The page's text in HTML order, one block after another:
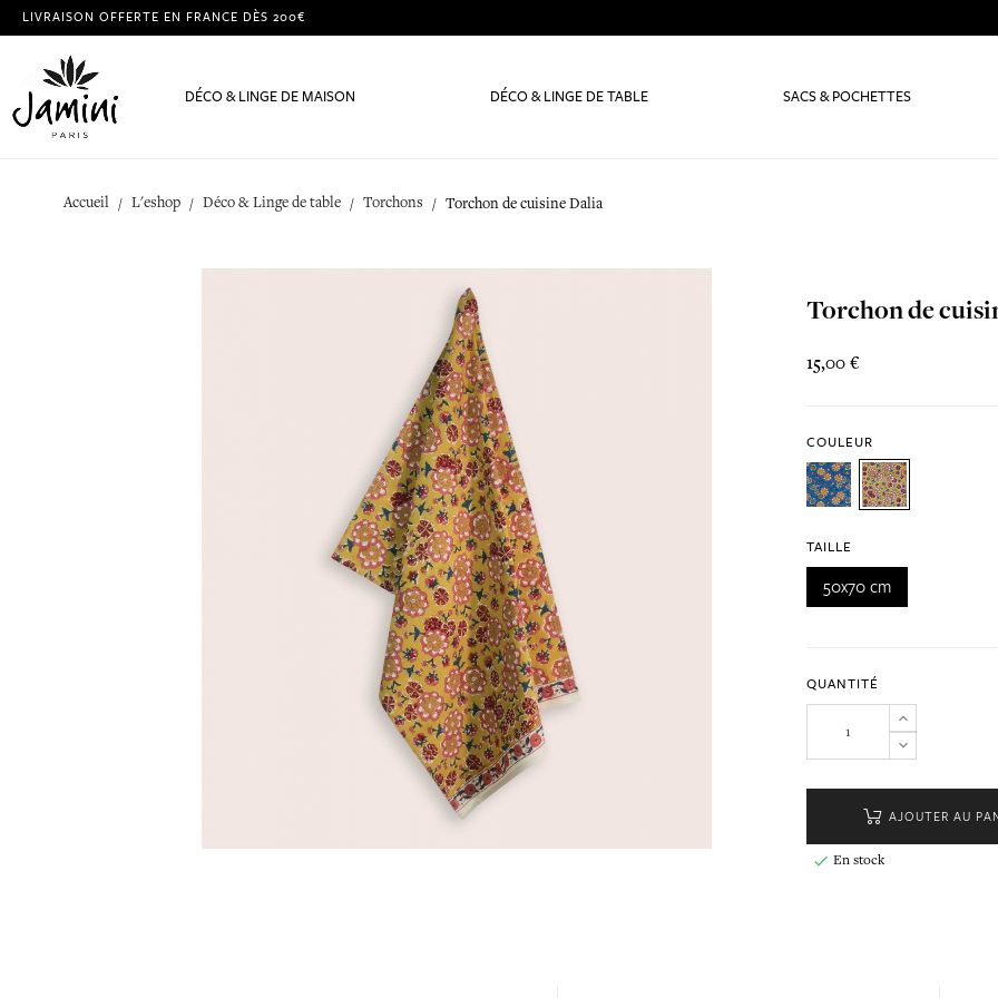
LIVRAISON OFFERTE EN FRANCE DÈS 200€
DÉCO & LINGE DE MAISON DÉCO & LINGE DE TABLE SACS & POCHETTES
Accueil L'eshop Déco & Linge de table Torchons Torchon de cuisine Dalia
Torchon de
15,00 €
COULEUR
TAILLE
50x70 cm
QUANTITÉ
AJOUTER AU
 En stock